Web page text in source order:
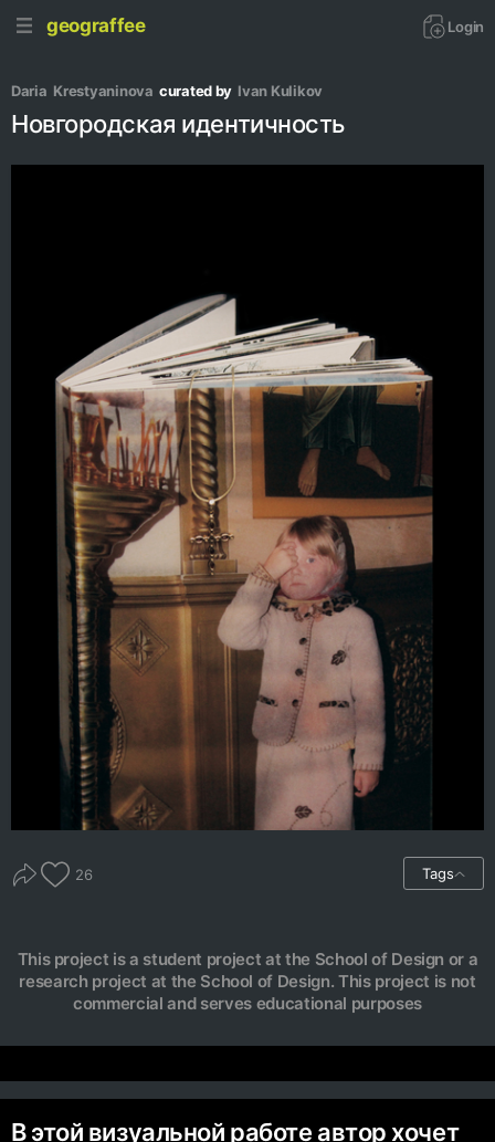
geograffee Login
Daria  Krestyaninova curated by Ivan Kulikov
Новгородская идентичность
26 Tags
This project is a student project at the School of Design or a
research project at the School of Design. This project is not
commercial and serves educational purposes
В этой визуальной работе автор хочет